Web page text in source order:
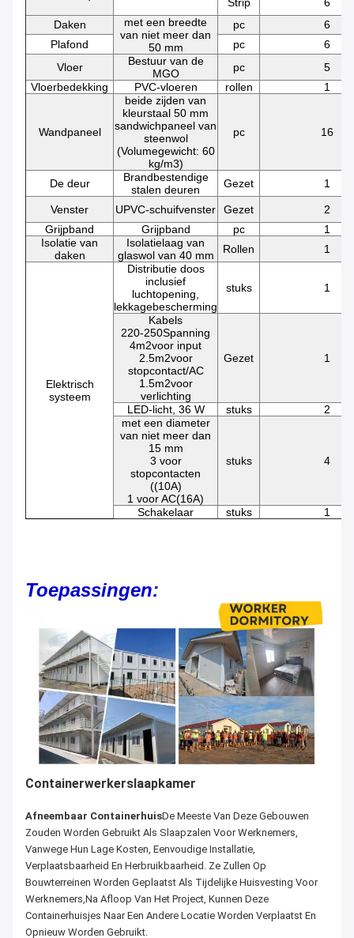
Strip
6
Daken
met een breedte
van niet meer dan
50 mm
pc
6
Plafond
pc
6
Vloer
Bestuur van de
MGO
pc
5
Vloerbedekking
PVC-vloeren rollen 1
Wandpaneel
beide zijden van
kleurstaal 50 mm
sandwichpaneel van
steenwol
(Volumegewicht: 60
kg/m3)
pc 16
De deur
Brandbestendige
stalen deuren
Gezet 1
Venster UPVC-schuifvenster Gezet
2
Grijpband
Grijpband pc
1
Isolatie van
daken
Isolatielaag van
glaswol van 40 mm
Rollen 1
Elektrisch
systeem
Distributie doos
inclusief
luchtopening,
lekkagebescherming
stuks 1
Kabels
220-250Spanning
4m2voor input
2.5m2voor
stopcontact/AC
1.5m2voor
verlichting
Gezet 1
LED-licht, 36 W stuks
2
met een diameter
van niet meer dan
15 mm
3 voor
stopcontacten
((10A)
1 voor AC(16A)
stuks 4
Schakelaar stuks 1
Toepassingen:
Containerwerkerslaapkamer
Afneembaar ContainerhuisDe Meeste Van Deze Gebouwen
Zouden Worden Gebruikt Als Slaapzalen Voor Werknemers,
Vanwege Hun Lage Kosten, Eenvoudige Installatie,
Verplaatsbaarheid En Herbruikbaarheid. Ze Zullen Op
Bouwterreinen Worden Geplaatst Als Tijdelijke Huisvesting Voor
Werknemers,Na Afloop Van Het Project, Kunnen Deze
Containerhuisjes Naar Een Andere Locatie Worden Verplaatst En
Opnieuw Worden Gebruikt.